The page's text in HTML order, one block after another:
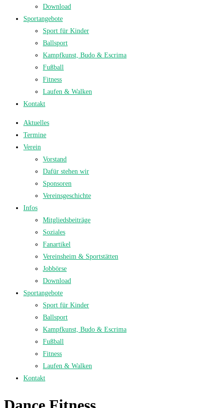
Download
Sportangebote
Sport für Kinder
Ballsport
Kampfkunst, Budo & Escrima
Fußball
Fitness
Laufen & Walken
Kontakt
Aktuelles
Termine
Verein
Vorstand
Dafür stehen wir
Sponsoren
Vereinsgeschichte
Infos
Mitgliedsbeiträge
Soziales
Fanartikel
Vereinsheim & Sportstätten
Jobbörse
Download
Sportangebote
Sport für Kinder
Ballsport
Kampfkunst, Budo & Escrima
Fußball
Fitness
Laufen & Walken
Kontakt